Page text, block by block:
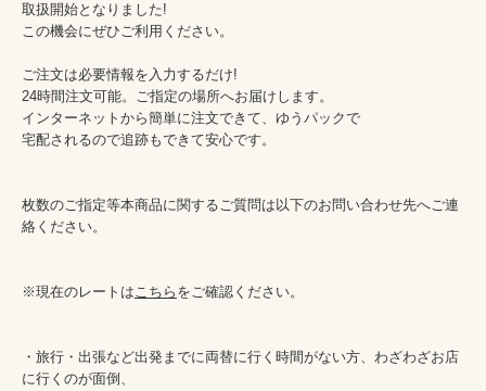
取扱開始となりました!
この機会にぜひご利用ください。
ご注文は必要情報を入力するだけ!
24時間注文可能。ご指定の場所へお届けします。
インターネットから簡単に注文できて、ゆうパックで
宅配されるので追跡もできて安心です。
枚数のご指定等本商品に関するご質問は以下のお問い合わせ先へご連
絡ください。
※現在のレートはこちら をご確認ください。
・旅行・出張など出発までに両替に行く時間がない方、わざわざお店
に行くのが面倒、